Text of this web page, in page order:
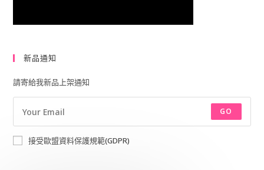
新品通知
請寄給我新品上架通知
GO
接受歐盟資料保護規範(GDPR)